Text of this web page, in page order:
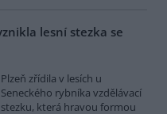
lesní stezka se
Plzeň zřídila v lesích u
Seneckého rybníka vzdělávací
stezku, která hravou formou